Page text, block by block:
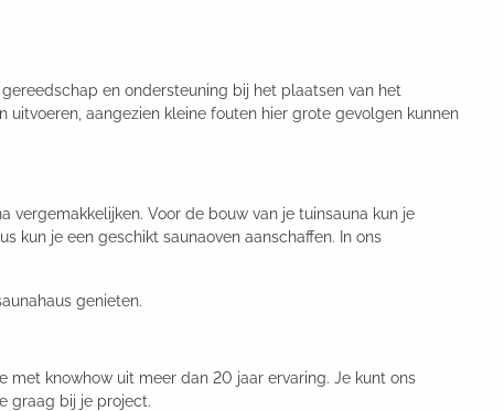
en ondersteuning bij het plaatsen van het
aangezien kleine fouten hier grote gevolgen kunnen
vergemakkelijken. Voor de bouw van je tuinsauna kun je
kun je een geschikt saunaoven aanschaffen. In ons
genieten.
met knowhow uit meer dan 20 jaar ervaring. Je kunt ons
graag bij je project.